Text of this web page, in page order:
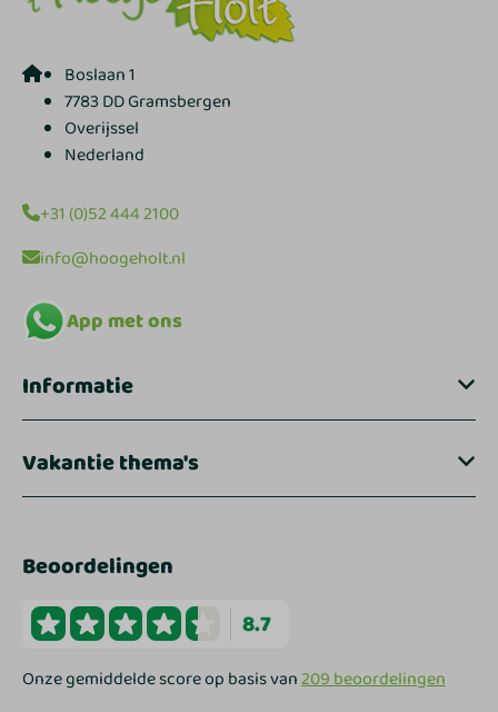
Boslaan 1
7783 DD Gramsbergen
Overijssel
Nederland
+31 (0)52 444 2100
info@hoogeholt.nl
App met ons
Informatie
Vakantie thema's
Beoordelingen
8.7
Onze gemiddelde score op basis van209 beoordelingen